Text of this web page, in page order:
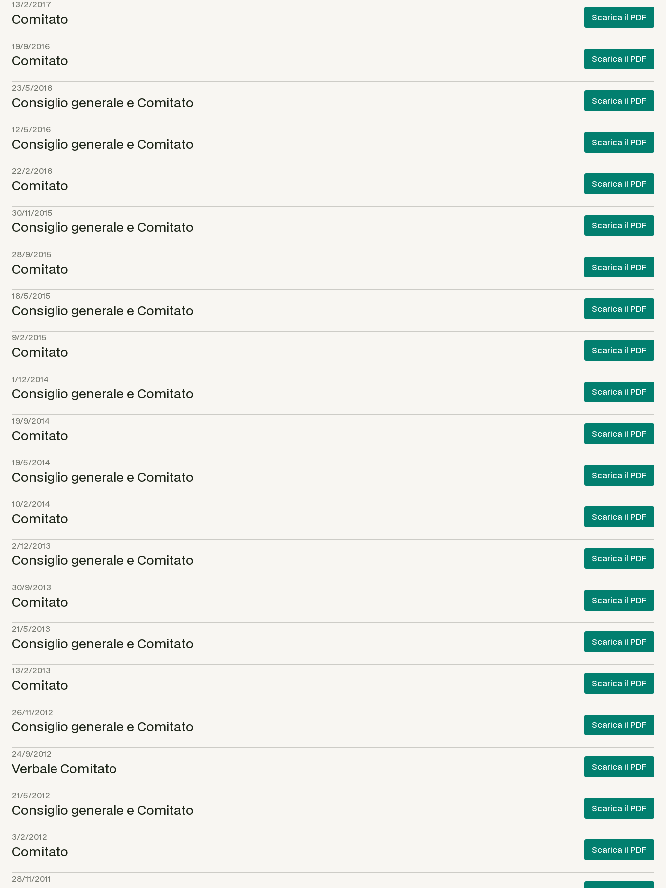
13/2/2017
Comitato Scarica il PDF
19/9/2016
Comitato Scarica il PDF
23/5/2016
Consiglio generale e Comitato Scarica il PDF
12/5/2016
Consiglio generale e Comitato Scarica il PDF
22/2/2016
Comitato Scarica il PDF
30/11/2015
Consiglio generale e Comitato Scarica il PDF
28/9/2015
Comitato Scarica il PDF
18/5/2015
Consiglio generale e Comitato Scarica il PDF
9/2/2015
Comitato Scarica il PDF
1/12/2014
Consiglio generale e Comitato Scarica il PDF
19/9/2014
Comitato Scarica il PDF
19/5/2014
Consiglio generale e Comitato Scarica il PDF
10/2/2014
Comitato Scarica il PDF
2/12/2013
Consiglio generale e Comitato Scarica il PDF
30/9/2013
Comitato Scarica il PDF
21/5/2013
Consiglio generale e Comitato Scarica il PDF
13/2/2013
Comitato Scarica il PDF
26/11/2012
Consiglio generale e Comitato Scarica il PDF
24/9/2012
Verbale Comitato Scarica il PDF
21/5/2012
Consiglio generale e Comitato Scarica il PDF
3/2/2012
Comitato Scarica il PDF
28/11/2011